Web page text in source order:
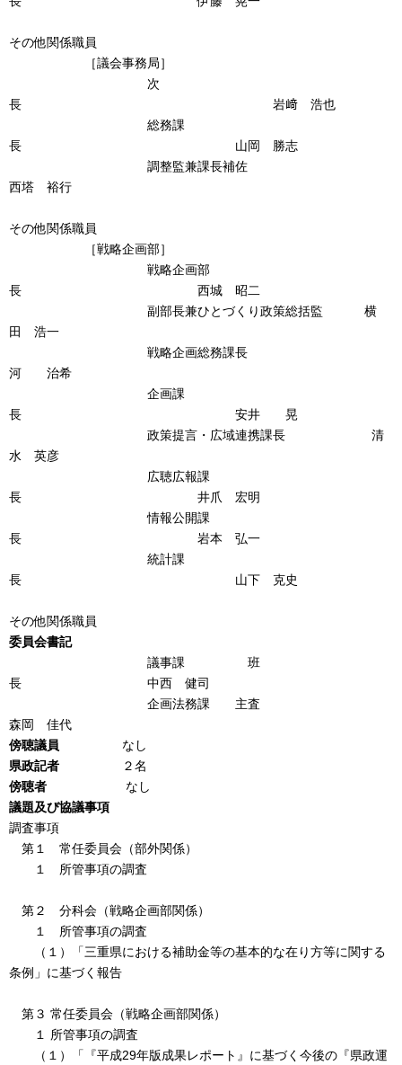
その他関係職員
［議会事務局］
次
長 岩﨑 浩也
総務課
長 山岡 勝志
調整監兼課長補佐
西塔 裕行
その他関係職員
［戦略企画部］
戦略企画部
長 西城 昭二
副部長兼ひとづくり政策総括監 横
田 浩一
戦略企画総務課長
河 治希
企画課
長 安井 晃
政策提言・広域連携課長 清
水 英彦
広聴広報課
長 井爪 宏明
情報公開課
長 岩本 弘一
統計課
長 山下 克史
その他関係職員
委員会書記
議事課 班
長 中西 健司
企画法務課 主査
森岡 佳代
傍聴議員 なし
県政記者 ２名
傍聴者 なし
議題及び協議事項
調査事項
第１ 常任委員会（部外関係）
１ 所管事項の調査
第２ 分科会（戦略企画部関係）
１ 所管事項の調査
（１）「三重県における補助金等の基本的な在り方等に関する
条例」に基づく報告
第３ 常任委員会（戦略企画部関係）
１ 所管事項の調査
（１）「『平成29年版成果レポート』に基づく今後の『県政運